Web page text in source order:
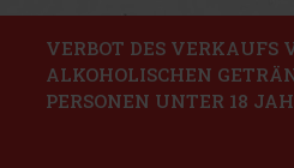
VERBOT DES VERKAUFS
ALKOHOLISCHEN
PERSONEN UNTER 18